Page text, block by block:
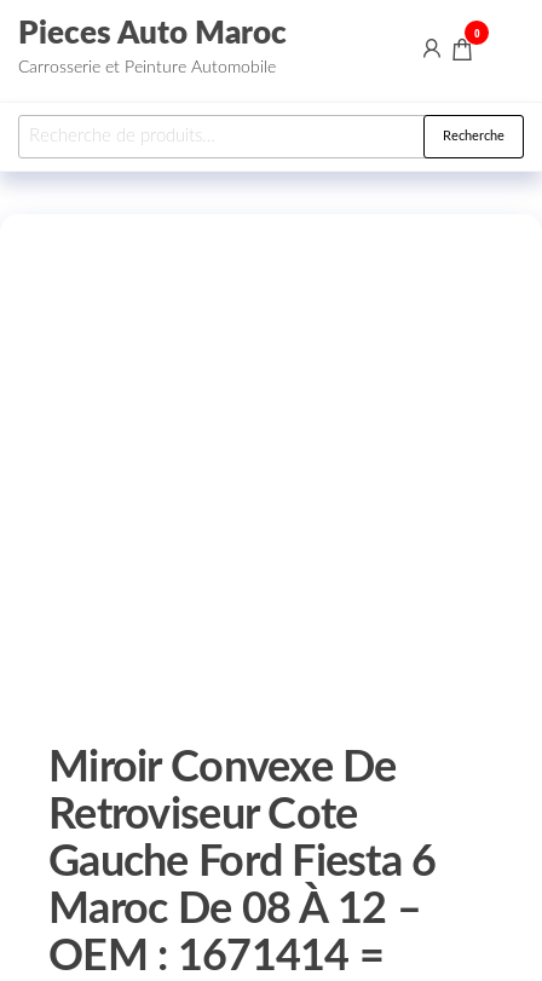
Aller au contenu
Pieces Auto Maroc
Carrosserie et Peinture Automobile
0
Recherche pour : Recherche
Miroir Convexe De
Retroviseur Cote
Gauche Ford Fiesta 6
Maroc De 08 À 12 –
OEM : 1671414 =